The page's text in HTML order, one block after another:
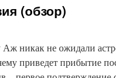
(обзор)
Аж никак не ожидали
приведет прибытие